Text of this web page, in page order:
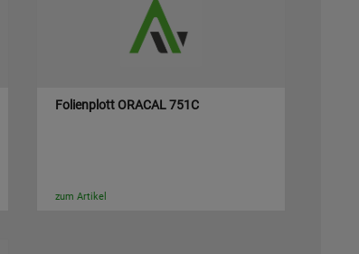
Folienplott ORACAL 751C
zum Artikel